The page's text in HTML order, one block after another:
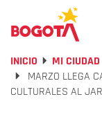
INICIO MI CIUDAD
MARZO LLEGA
CULTURALES AL